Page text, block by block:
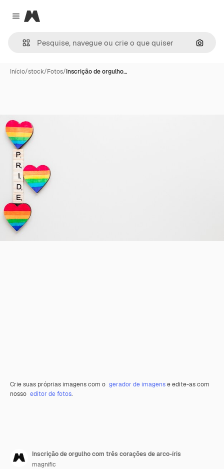
Close menu
Magnific
Início/stock/Fotos/Inscrição de orgulho…
Crie suas próprias imagens com o gerador de imagense edite-as com
nosso editor de fotos.
Inscrição de orgulho com três corações de arco-íris
magnific